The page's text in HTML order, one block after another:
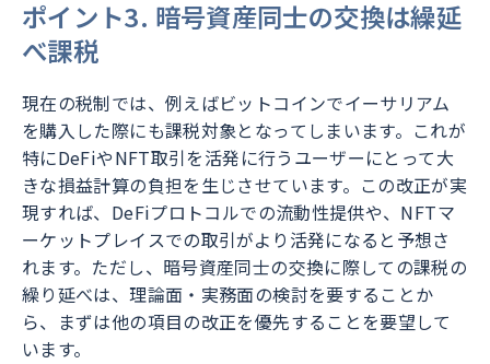
ポイント3. 暗号資産同士の交換は繰延
べ課税
現在の税制では、例えばビットコインでイーサリアム
を購入した際にも課税対象となってしまいます。これが
特にDeFiやNFT取引を活発に行うユーザーにとって大
きな損益計算の負担を生じさせています。この改正が実
現すれば、DeFiプロトコルでの流動性提供や、NFTマ
ーケットプレイスでの取引がより活発になると予想さ
れます。ただし、暗号資産同士の交換に際しての課税の
繰り延べは、理論面・実務面の検討を要することか
ら、まずは他の項目の改正を優先することを要望して
います。